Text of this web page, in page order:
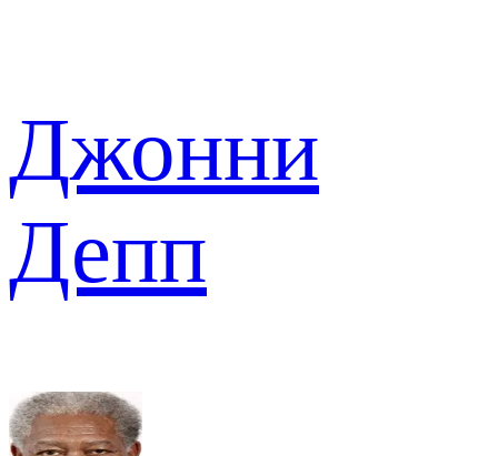
Джонни
Депп